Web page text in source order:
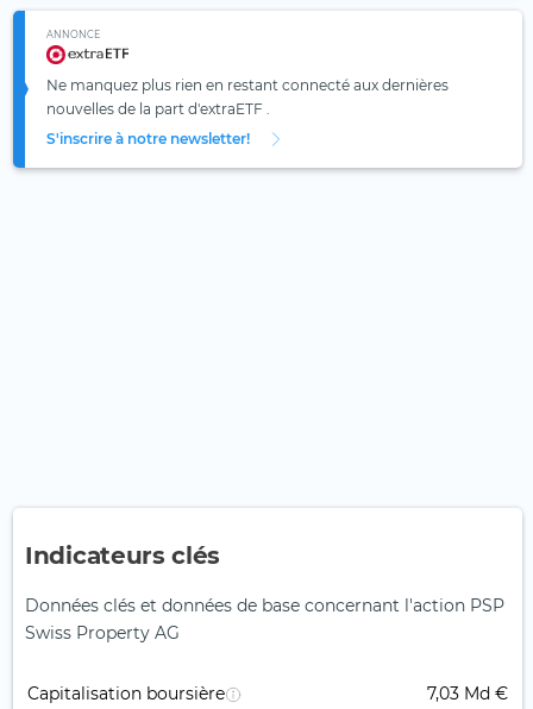
ANNONCE
Ne manquez plus rien en restant connecté aux dernières
nouvelles de la part d'extraETF .
S'inscrire à notre newsletter!
Indicateurs clés
Données clés et données de base concernant l'action PSP
Swiss Property AG
Capitalisation boursière 7,03 Md €